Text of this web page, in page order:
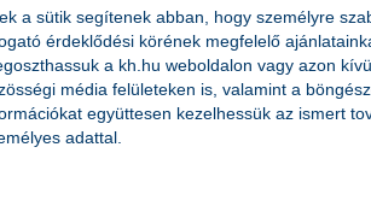
videókkal. A honlapon többek
üzleti tervet vagy hogyan indítsák el
a sütik segítenek abban, hogy személyre
érdeklődési körének megfelelő
a kh.hu weboldalon vagy azon
média felületeken is, valamint a
együttesen kezelhessük az ismert
adattal.